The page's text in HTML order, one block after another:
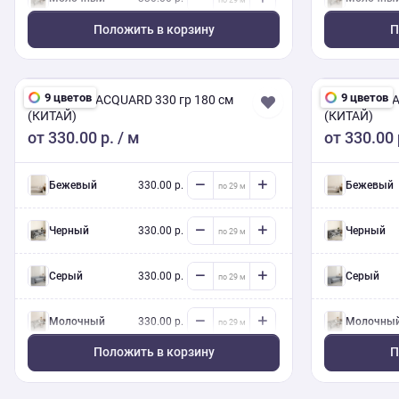
Молочный 330.00 р.
Серый 330.00 р.
Бежевый 330.00 р.
Положить в корзину
Серый
Бежевый
9 цветов
CHENILLE JACQUARD 330 гр 180 см
(КИТАЙ)
от330.00 р. / м
Бежевый 330.00 р.
Черный 330.00 р.
Серый 330.00 р.
Молочный 330.00 р.
Положить в корзину
9 цветов
CHENILLE
(КИТАЙ)
от330.00
Бежевый
Черный
Серый